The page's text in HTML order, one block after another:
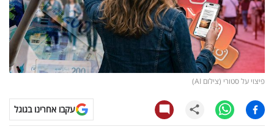
רכילות
עסקית
קריפטו
טלוויזיה
פיצוי על סטורי (צילום AI)
עקבו אחרינו בגוגל